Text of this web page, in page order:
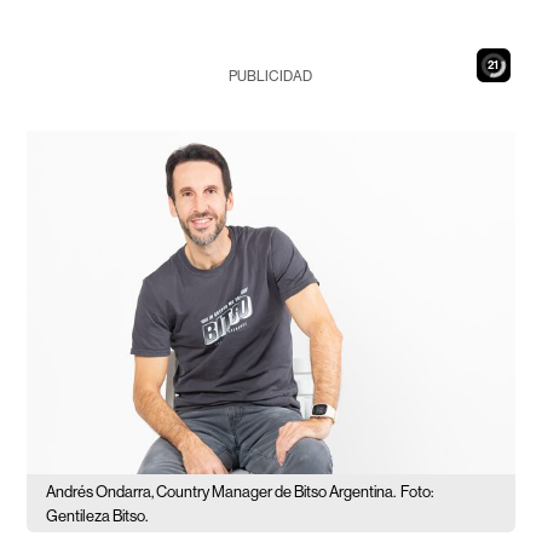
19
PUBLICIDAD
Andrés Ondarra, Country Manager de Bitso Argentina. Foto:
Gentileza Bitso.